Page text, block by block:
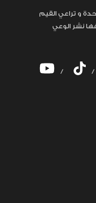
و تراعي القيم
نشر الوعي
/